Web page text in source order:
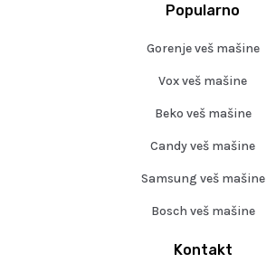
Kontakt
Popularno
Gorenje veš mašine
Vox veš mašine
Beko veš mašine
Candy veš mašine
Samsung veš mašine
Bosch veš mašine